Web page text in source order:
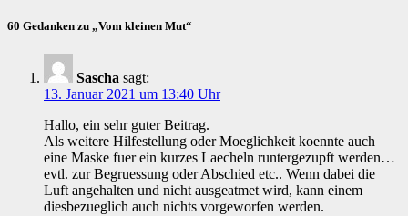
60 Gedanken zu „Vom kleinen Mut“
Sascha sagt:
13. Januar 2021 um 13:40 Uhr
Hallo, ein sehr guter Beitrag.
Als weitere Hilfestellung oder Moeglichkeit koennte auch
eine Maske fuer ein kurzes Laecheln runtergezupft werden…
evtl. zur Begruessung oder Abschied etc.. Wenn dabei die
Luft angehalten und nicht ausgeatmet wird, kann einem
diesbezueglich auch nichts vorgeworfen werden.